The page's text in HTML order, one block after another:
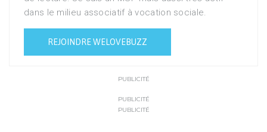
dans le milieu associatif à vocation sociale.
REJOINDRE WELOVEBUZZ
PUBLICITÉ
PUBLICITÉ
PUBLICITÉ